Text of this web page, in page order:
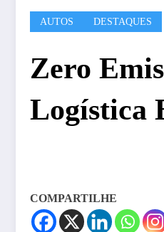
AUTOS DESTAQUES
Zero
Logística
COMPARTILHE